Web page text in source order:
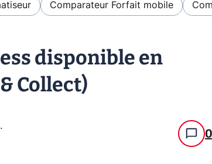
Comparateur Forfait mobile
disponible en
Collect)
.
0